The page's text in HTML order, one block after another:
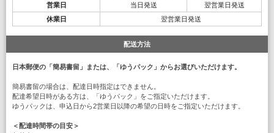
営業日
当日発送
翌営業日発送
休業日
翌営業日発送
配送方法
日本郵便の「簡易書留」または、「ゆうパック」からお選びいただけます。
簡易書留の場合は、配達日時指定はできません。
配達希望日時がある方は、「ゆうパック」をご指定いただけます。
ゆうパックは、申込日から2営業日以降の希望の日時をご指定いただけます。
＜配達時間帯の目安＞